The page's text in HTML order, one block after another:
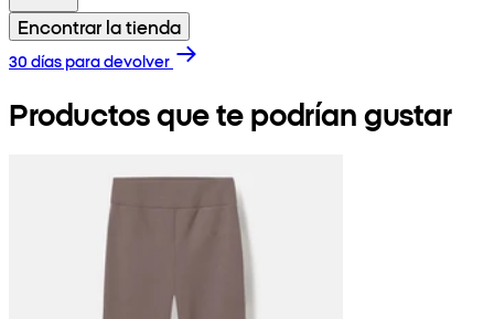
Encontrar la tienda
30 días para devolver
Productos que te podrían gustar